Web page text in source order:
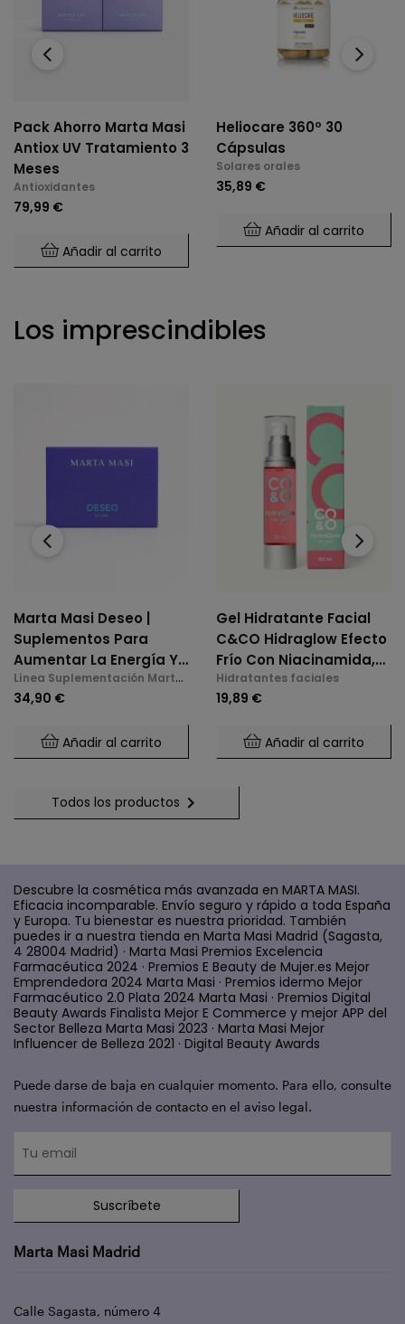
Pack Ahorro Marta Masi
Antiox UV Tratamiento 3
Meses
Antioxidantes
79,99 €
Añadir al carrito
Heliocare 360º 30
Cápsulas
Solares orales
35,89 €
Añadir al carrito
‹ ›
Los imprescindibles
Marta Masi Deseo |
Suplementos Para
Aumentar La Energía Y
La Libido En La
Menopausia
Línea Suplementación Marta
Masi
34,90 €
Añadir al carrito
Gel Hidratante Facial
C&CO Hidraglow Efecto
Frío Con Niacinamida,
Xylitol, Panthenol,
Elastina Marina, Para
Hidratantes faciales
19,89 €
Añadir al carrito
‹ ›
Todos los productos 
Descubre la cosmética más avanzada en MARTA MASI.
Eficacia incomparable. Envío seguro y rápido a toda España
y Europa. Tu bienestar es nuestra prioridad. También
puedes ir a nuestra tienda en Marta Masi Madrid (Sagasta,
4 28004 Madrid) · Marta Masi Premios Excelencia
Farmacéutica 2024 · Premios E Beauty de Mujer.es Mejor
Emprendedora 2024 Marta Masi · Premios idermo Mejor
Farmacéutico 2.0 Plata 2024 Marta Masi · Premios Digital
Beauty Awards Finalista Mejor E Commerce y mejor APP del
Sector Belleza Marta Masi 2023 · Marta Masi Mejor
Influencer de Belleza 2021 · Digital Beauty Awards
Puede darse de baja en cualquier momento. Para ello, consulte
nuestra información de contacto en el aviso legal.
Suscríbete
Marta Masi Madrid
Calle Sagasta, número 4